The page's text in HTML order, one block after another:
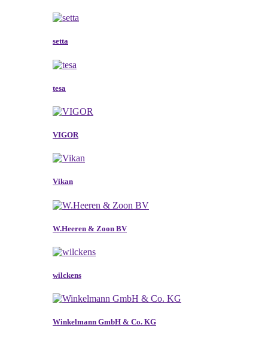
setta
tesa
VIGOR
Vikan
W.Heeren & Zoon BV
wilckens
Winkelmann GmbH & Co. KG